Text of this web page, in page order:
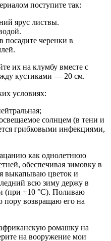
поступите так:
ярус листвы.
посадите черенки в
их на клумбу вместе с
кустиками — 20 см.
условиях:
солнцем (в тени и
грибковыми инфекциями,
как однолетнюю
обеспечивая зимовку в
выкапываю цветок и
всю зиму держу в
(при +10 °С). Поливаю
пору возвращаю его на
ромашку на
на вооружение мои